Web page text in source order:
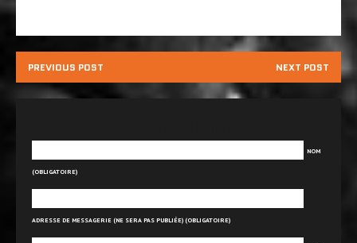
PREVIOUS POST NEXT POST
NOM
(OBLIGATOIRE)
ADRESSE DE MESSAGERIE (NE SERA PAS PUBLIÉE) (OBLIGATOIRE)